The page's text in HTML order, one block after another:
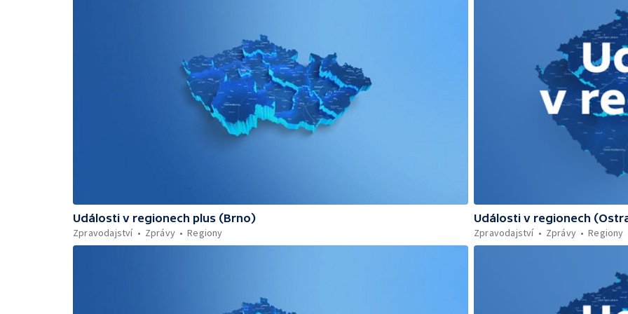
Události v regionech plus (Brno)
Zpravodajství
Zprávy Regiony
Události v regionech
Zpravodajství
Zprávy Regiony